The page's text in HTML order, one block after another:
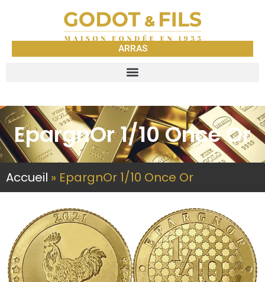
ARRAS
EpargnOr 1/10 Once Or
Accueil » EpargnOr 1/10 Once Or